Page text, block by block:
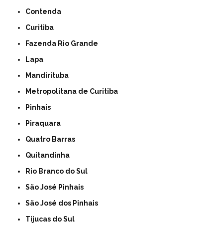
Contenda
Curitiba
Fazenda Rio Grande
Lapa
Mandirituba
Metropolitana de Curitiba
Pinhais
Piraquara
Quatro Barras
Quitandinha
Rio Branco do Sul
São José Pinhais
São José dos Pinhais
Tijucas do Sul